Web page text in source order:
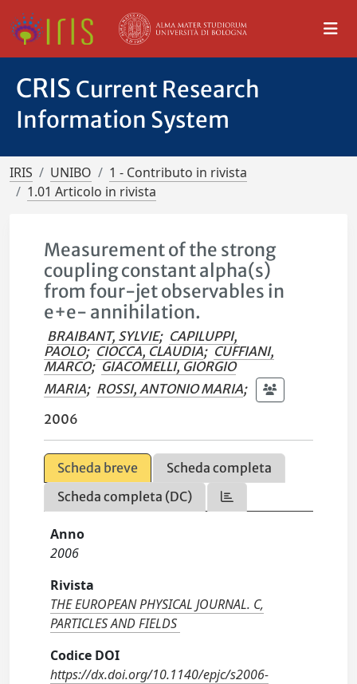
CRIS Current Research
Information System
IRIS UNIBO
1 - Contributo in rivista
1.01 Articolo in rivista
Measurement of the strong
coupling constant alpha(s)
from four-jet observables in
e+e- annihilation.
BRAIBANT, SYLVIE; CAPILUPPI,
PAOLO; CIOCCA, CLAUDIA; CUFFIANI,
MARCO; GIACOMELLI, GIORGIO
MARIA; ROSSI, ANTONIO MARIA;
2006
Scheda breve
Scheda completa
Scheda completa (DC)
Anno
2006
Rivista
THE EUROPEAN PHYSICAL JOURNAL. C,
PARTICLES AND FIELDS
Codice DOI
https://dx.doi.org/10.1140/epjc/s2006-